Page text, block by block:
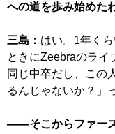
への道を歩み始めた
三島： はい。1年く
ときにZeebraのライ
同じ中卒だし、この
るんじゃないか？」
――そこからファー